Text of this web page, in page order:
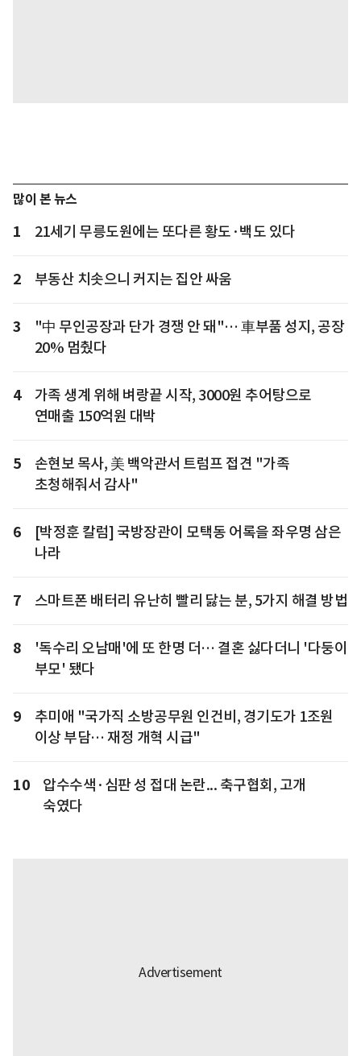
많이 본 뉴스
1 21세기 무릉도원에는 또다른 황도·백도 있다
2 부동산 치솟으니 커지는 집안 싸움
3
"中 무인공장과 단가 경쟁 안 돼"… 車부품 성지, 공장
20% 멈췄다
4
가족 생계 위해 벼랑끝 시작, 3000원 추어탕으로
연매출 150억원 대박
5
손현보 목사, 美 백악관서 트럼프 접견 "가족
초청해줘서 감사"
6
[박정훈 칼럼] 국방장관이 모택동 어록을 좌우명 삼은
나라
7 스마트폰 배터리 유난히 빨리 닳는 분, 5가지 해결 방법
8
'독수리 오남매'에 또 한명 더… 결혼 싫다더니 '다둥이
부모' 됐다
9
추미애 "국가직 소방공무원 인건비, 경기도가 1조원
이상 부담… 재정 개혁 시급"
10
압수수색·심판 성 접대 논란... 축구협회, 고개
숙였다